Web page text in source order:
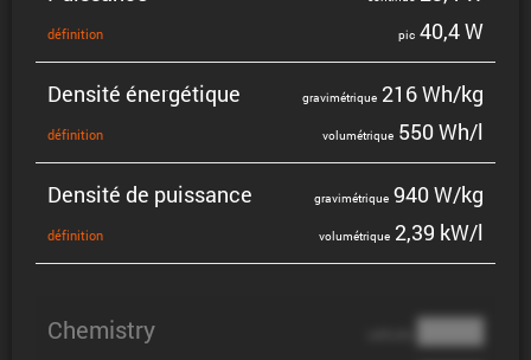
défini­tion pic 40,4 W
Densité énergé­tique
défini­tion
gravi­mé­trique 216 Wh/kg
volumé­trique 550 Wh/l
Densité de puissance
défini­tion
gravi­mé­trique 940 W/kg
volumé­trique 2,39 kW/l
Chemistry ████